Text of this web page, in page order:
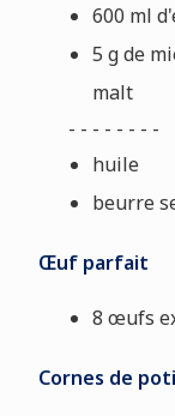
600 ml
5 g de
malt
- - - - - - - -
huile
beurre
Œuf parfait
8 œufs
Cornes de